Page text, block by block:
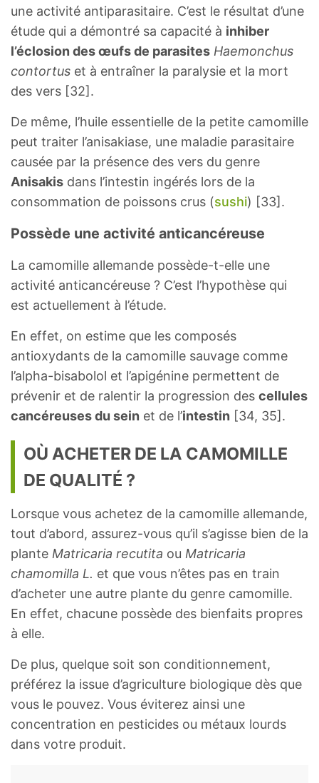
une activité antiparasitaire. C’est le résultat d’une
étude qui a démontré sa capacité à inhiber
l’éclosion des œufs de parasites Haemonchus
contortus et à entraîner la paralysie et la mort
des vers [32].
De même, l’huile essentielle de la petite camomille
peut traiter l’anisakiase, une maladie parasitaire
causée par la présence des vers du genre
Anisakis dans l’intestin ingérés lors de la
consommation de poissons crus (sushi) [33].
Possède une activité anticancéreuse
La camomille allemande possède-t-elle une
activité anticancéreuse ? C’est l’hypothèse qui
est actuellement à l’étude.
En effet, on estime que les composés
antioxydants de la camomille sauvage comme
l’alpha-bisabolol et l’apigénine permettent de
prévenir et de ralentir la progression des cellules
cancéreuses du sein et de l’intestin [34, 35].
OÙ ACHETER DE LA CAMOMILLE
DE QUALITÉ ?
Lorsque vous achetez de la camomille allemande,
tout d’abord, assurez-vous qu’il s’agisse bien de la
plante Matricaria recutita ou Matricaria
chamomilla L. et que vous n’êtes pas en train
d’acheter une autre plante du genre camomille.
En effet, chacune possède des bienfaits propres
à elle.
De plus, quelque soit son conditionnement,
préférez la issue d’agriculture biologique dès que
vous le pouvez. Vous éviterez ainsi une
concentration en pesticides ou métaux lourds
dans votre produit.